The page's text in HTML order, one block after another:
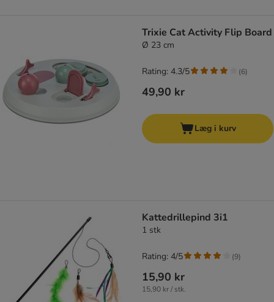
Trixie Cat Activity Flip Board
Ø 23 cm
49,90 kr
Rating: 4.3/5 (6)
Læg i kurv
Kattedrillepind 3i1
1 stk
15,90 kr
15,90 kr / stk.
Rating: 4/5 (9)